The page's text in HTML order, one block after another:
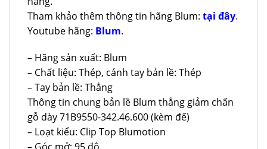
Tham khảo thêm thông tin hãng Blum: tại đây.
Youtube hãng: Blum.
– Hãng sản xuất: Blum
– Chất liệu: Thép, cánh tay bản lề: Thép
– Tay bản lề: Thẳng
Thông tin chung bản lề Blum thẳng giảm chấn
gỗ dày 71B9550-342.46.600 (kèm đế)
– Loạt kiểu: Clip Top Blumotion